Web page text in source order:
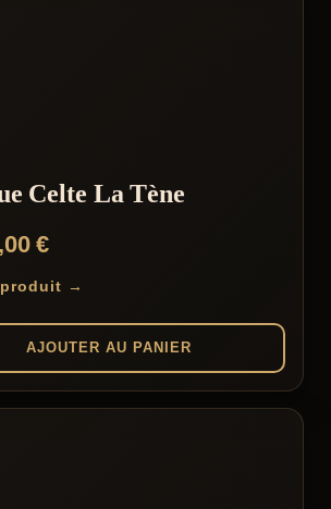
Celte La Tène
€
→
AJOUTER AU PANIER